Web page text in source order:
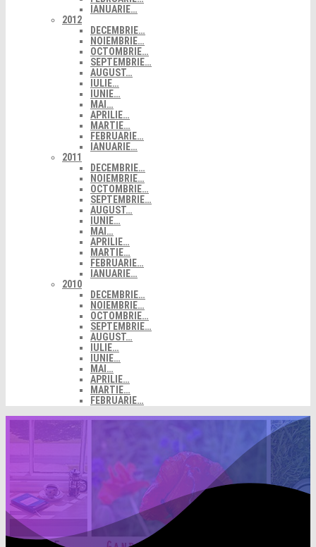
IANUARIE…
2012
DECEMBRIE…
NOIEMBRIE…
OCTOMBRIE…
SEPTEMBRIE…
AUGUST…
IULIE…
IUNIE…
MAI…
APRILIE…
MARTIE…
FEBRUARIE…
IANUARIE…
2011
DECEMBRIE…
NOIEMBRIE…
OCTOMBRIE…
SEPTEMBRIE…
AUGUST…
IUNIE…
MAI…
APRILIE…
MARTIE…
FEBRUARIE…
IANUARIE…
2010
DECEMBRIE…
NOIEMBRIE…
OCTOMBRIE…
SEPTEMBRIE…
AUGUST…
IULIE…
IUNIE…
MAI…
APRILIE…
MARTIE…
FEBRUARIE…